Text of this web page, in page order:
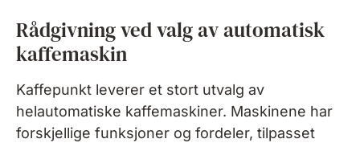
Rådgivning ved valg av automatisk
kaffemaskin
Kaffepunkt leverer et stort utvalg av
helautomatiske kaffemaskiner. Maskinene har
forskjellige funksjoner og fordeler, tilpasset